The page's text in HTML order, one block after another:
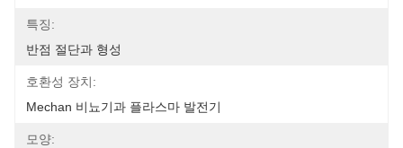
특징:
반점 절단과 형성
호환성 장치:
Mechan 비뇨기과 플라스마 발전기
모양: